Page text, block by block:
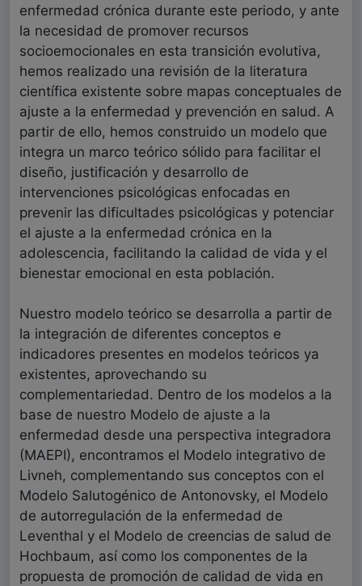
enfermedad crónica durante este periodo, y ante
la necesidad de promover recursos
socioemocionales en esta transición evolutiva,
hemos realizado una revisión de la literatura
científica existente sobre mapas conceptuales de
ajuste a la enfermedad y prevención en salud. A
partir de ello, hemos construido un modelo que
integra un marco teórico sólido para facilitar el
diseño, justificación y desarrollo de
intervenciones psicológicas enfocadas en
prevenir las dificultades psicológicas y potenciar
el ajuste a la enfermedad crónica en la
adolescencia, facilitando la calidad de vida y el
bienestar emocional en esta población.
Nuestro modelo teórico se desarrolla a partir de
la integración de diferentes conceptos e
indicadores presentes en modelos teóricos ya
existentes, aprovechando su
complementariedad. Dentro de los modelos a la
base de nuestro Modelo de ajuste a la
enfermedad desde una perspectiva integradora
(MAEPI), encontramos el Modelo integrativo de
Livneh, complementando sus conceptos con el
Modelo Salutogénico de Antonovsky, el Modelo
de autorregulación de la enfermedad de
Leventhal y el Modelo de creencias de salud de
Hochbaum, así como los componentes de la
propuesta de promoción de calidad de vida en